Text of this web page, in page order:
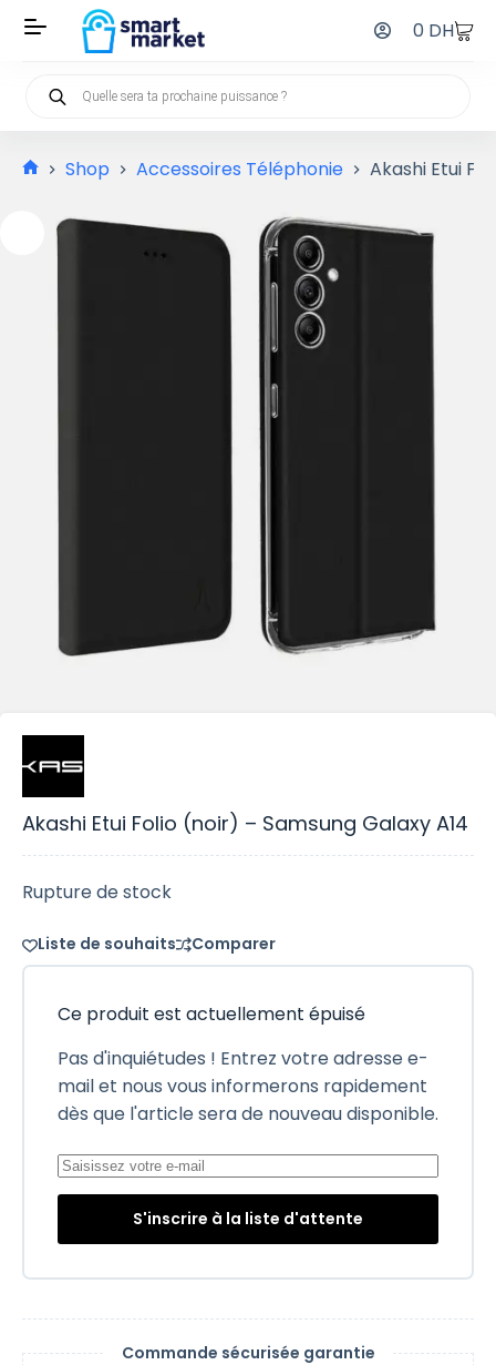
0 DH
Shop Accessoires Téléphonie Akashi Etui
Akashi Etui Folio (noir) – Samsung Galaxy A14
Rupture de stock
Liste de souhaits Comparer
Ce produit est actuellement épuisé
Pas d'inquiétudes ! Entrez votre adresse e-
mail et nous vous informerons rapidement
dès que l'article sera de nouveau disponible.
S'inscrire à la liste d'attente
Commande sécurisée garantie